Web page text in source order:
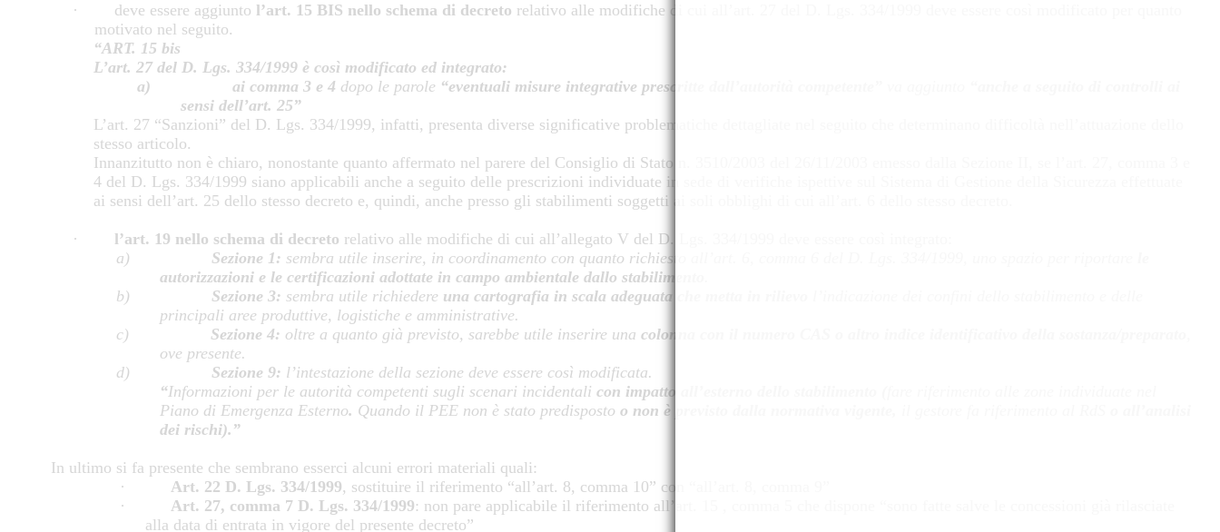
· deve essere aggiunto l’art. 15 BIS nello schema di decreto relativo alle modifiche di cui all’art. 27 del D. Lgs. 334/1999 deve essere così modificato per quanto
motivato nel seguito.
“ART. 15 bis
L’art. 27 del D. Lgs. 334/1999 è così modificato ed integrato:
a) ai comma 3 e 4 dopo le parole “eventuali misure integrative prescritte dall’autorità competente”
sensi dell’art. 25”
L’art. 27 “Sanzioni” del D. Lgs. 334/1999, infatti, presenta diverse significative problematiche dettagliate nel seguito che determinano difficoltà nell’attuazione dello
stesso articolo.
Innanzitutto non è chiaro, nonostante quanto affermato nel parere del Consiglio di Stato n. 3510/2003 del 26/11/2003 emesso dalla Sezione II, se l’art. 27, comma 3 e
4 del D. Lgs. 334/1999 siano applicabili anche a seguito delle prescrizioni individuate in sede di verifiche ispettive sul Sistema di Gestione della Sicurezza effettuate
ai sensi dell’art. 25 dello stesso decreto e, quindi, anche presso gli stabilimenti soggetti ai soli obblighi di cui all’art. 6 dello stesso decreto.
· l’art. 19 nello schema di decreto relativo alle modifiche di cui all’allegato V del D. Lgs. 334/1999 deve essere così integrato:
a) Sezione 1: sembra utile inserire, in coordinamento con quanto richiesto all’art. 6, comma 6 del D. Lgs. 334/1999, uno spazio per riportare
autorizzazioni e le certificazioni adottate in campo ambientale dallo stabilimento
b) Sezione 3: sembra utile richiedere una cartografia in scala adeguata che metta in rilievo
principali aree produttive, logistiche e amministrative.
c) Sezione 4: oltre a quanto già previsto, sarebbe utile inserire una colonna con il numero CAS o altro indice identificativo della sostanza/preparato
ove presente.
d) Sezione 9: l’intestazione della sezione deve essere così modificata.
“Informazioni per le autorità competenti sugli scenari incidentali con impatto all’esterno dello stabilimento (
Piano di Emergenza Esterno. Quando il PEE non è stato predisposto o non è previsto dalla normativa vigente,
dei rischi).”
In ultimo si fa presente che sembrano esserci alcuni errori materiali quali:
· Art. 22 D. Lgs. 334/1999, sostituire il riferimento “all’art. 8, comma 10” con “all’art. 8, comma 9”
· Art. 27, comma 7 D. Lgs. 334/1999: non pare applicabile il riferimento all’art. 15 , comma 5 che dispone “sono fatte salve le concessioni già rilasciate
alla data di entrata in vigore del presente decreto”